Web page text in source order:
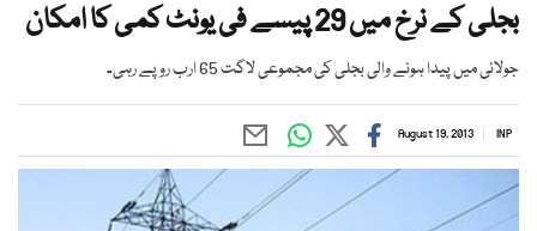
بجلی کے نرخ میں 29 پیسے فی یونٹ کمی کا امکان
جولائی میں پیدا ہونے والی بجلی کی مجموعی لاگت 65 ارب روپے رہی۔
INP
August 19, 2013